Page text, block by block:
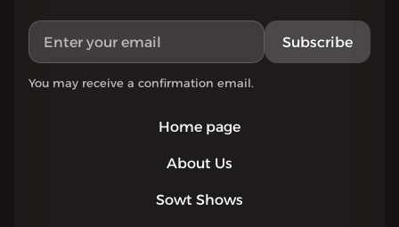
Home page
About Us
Sowt Shows
Subscribe
You may receive a confirmation email.